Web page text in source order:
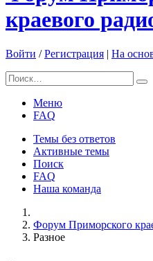
краевого
Войти /Регистрация | На
Меню
FAQ
Темы без ответов
Активные темы
Поиск
FAQ
Наша команда
Форум Приморского
Разное